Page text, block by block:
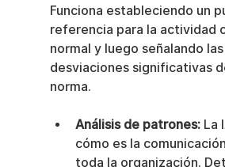
Funciona estableciendo un
referencia para la actividad
normal y luego señalando las
desviaciones significativas
norma.
Análisis de patrones: La
cómo es la
toda la organización.